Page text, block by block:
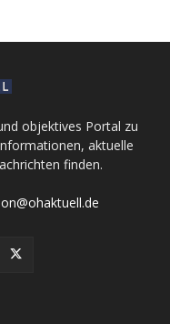
objektives Portal zu
aktuelle
finden.